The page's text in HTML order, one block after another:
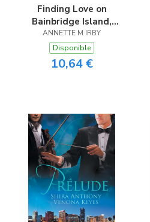
Finding Love on
Bainbridge Island,
Washington
ANNETTE M IRBY
Disponible
10,64 €